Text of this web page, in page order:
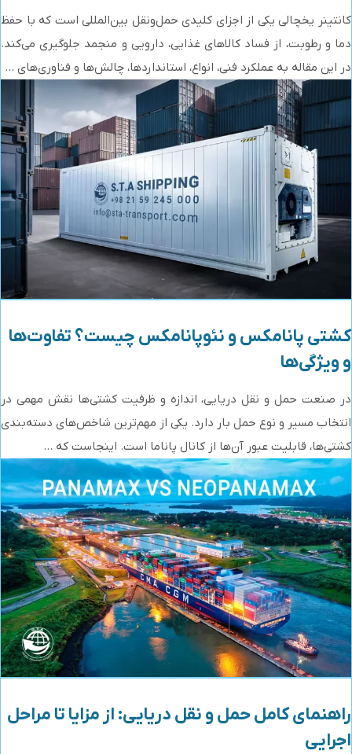
کانتینر یخچالی یکی از اجزای کلیدی حمل‌ونقل بین‌المللی است که با حفظ
دما و رطوبت، از فساد کالاهای غذایی، دارویی و منجمد جلوگیری می‌کند.
در این مقاله به عملکرد فنی، انواع، استانداردها، چالش‌ها و فناوری‌های ...
کشتی پانامکس و نئوپانامکس چیست؟ تفاوت‌ها
و ویژگی‌ها
در صنعت حمل و نقل دریایی، اندازه و ظرفیت کشتی‌ها نقش مهمی در
انتخاب مسیر و نوع حمل بار دارد. یکی از مهم‌ترین شاخص‌های دسته‌بندی
کشتی‌ها، قابلیت عبور آن‌ها از کانال پاناما است. اینجاست که ...
راهنمای کامل حمل و نقل دریایی: از مزایا تا مراحل
اجرایی